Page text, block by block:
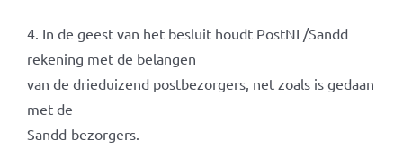
4. In de geest van het besluit houdt PostNL/Sandd
rekening met de belangen
van de drieduizend postbezorgers, net zoals is gedaan
met de
Sandd-bezorgers.